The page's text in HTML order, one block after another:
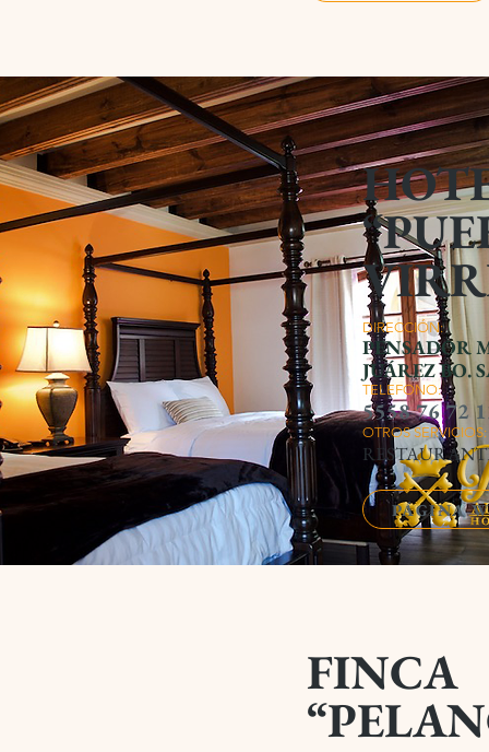
DIRECCIÓN:
PENSADOR
JUÁREZ BO.
TELEFONO:
5558 76 72
OTROS SERVICIOS:
PÁGINA
FINCA